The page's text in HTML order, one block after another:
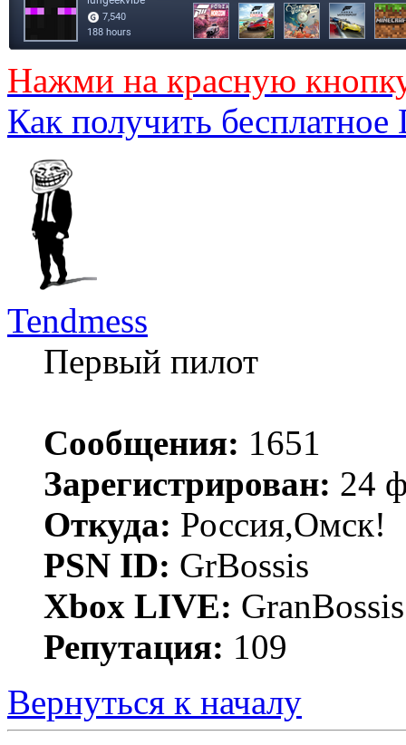
Нажми на красную
Как получить
Tendmess
Первый пилот
Сообщения: 1651
Зарегистрирован: 24
Откуда: Россия,Омск!
PSN ID: GrBossis
Xbox LIVE: GranBossis
Репутация: 109
Вернуться к началу